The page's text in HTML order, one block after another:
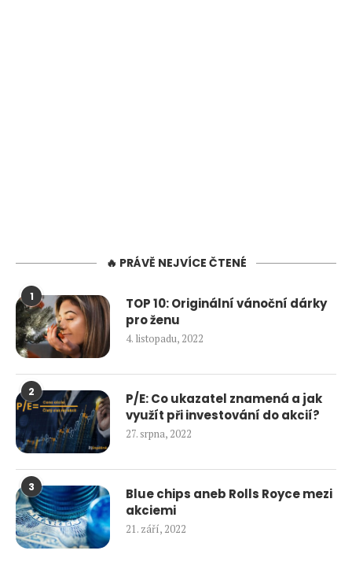
🔥 PRÁVĚ NEJVÍCE ČTENÉ
1
TOP 10: Originální vánoční dárky
pro ženu
4. listopadu, 2022
2
P/E: Co ukazatel znamená a jak
využít při investování do akcií?
27. srpna, 2022
3
Blue chips aneb Rolls Royce mezi
akciemi
21. září, 2022